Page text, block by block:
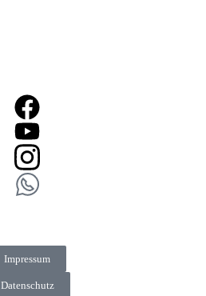
Impressum
Datenschutz